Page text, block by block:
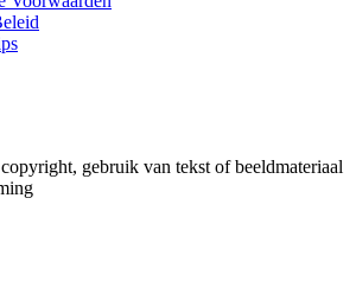
gebruik van tekst of beeldmateriaal